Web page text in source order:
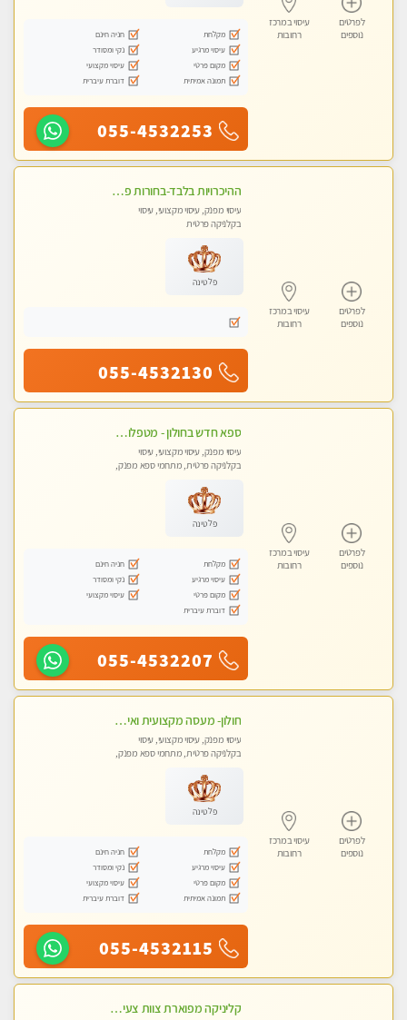
לפרטים
נוספים
עיסוי במרכז
רחובות
מקלחת
חניה חינם
עיסוי מרגיע
נקי ומסודר
מקום פרטי
עיסוי מקצועי
תמונה אמיתית
דוברת עיברית
055-4532253
לפרטים
נוספים
עיסוי במרכז
רחובות
ההיכרויות בלבד-בחורות פרטיות ברמה גבוהה לקשר דיסקרטי עם תמיכה-לא עיסוי !!!
עיסוי מפנק, עיסוי מקצועי, עיסוי
בקלניקה פרטית
פלטינה
055-4532130
לפרטים
נוספים
עיסוי במרכז
רחובות
ספא חדש בחולון - מטפלות מקצועיות ברמה גבוהה מומלץ מאוד !!! . . highly recommended..new in the city -אין פרטים נוספים במקום -ללא מין !!
עיסוי מפנק, עיסוי מקצועי, עיסוי
בקלניקה פרטית, מתחמי ספא מפנק,
פלטינה
מקלחת
חניה חינם
עיסוי מרגיע
נקי ומסודר
מקום פרטי
עיסוי מקצועי
דוברת עיברית
055-4532207
לפרטים
נוספים
עיסוי במרכז
רחובות
חולון- מעסה מקצועית ואיכותי
עיסוי מפנק, עיסוי מקצועי, עיסוי
בקלניקה פרטית, מתחמי ספא מפנק,
פלטינה
מקלחת
חניה חינם
עיסוי מרגיע
נקי ומסודר
מקום פרטי
עיסוי מקצועי
תמונה אמיתית
דוברת עיברית
055-4532115
קליניקה מפוארת צוות צעיר ומקצועי לעיסוי VIP באווירה חמה ונעימה מומלץ ביותר! חוויה מפנקת מאוד ... ללא מין !!